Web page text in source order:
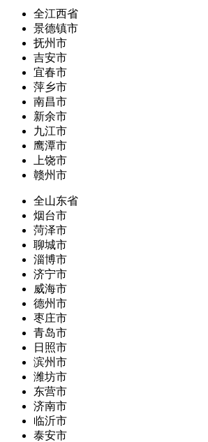
全江西省
景德镇市
抚州市
吉安市
宜春市
萍乡市
南昌市
新余市
九江市
鹰潭市
上饶市
赣州市
全山东省
烟台市
菏泽市
聊城市
淄博市
济宁市
威海市
德州市
枣庄市
青岛市
日照市
滨州市
潍坊市
东营市
济南市
临沂市
泰安市